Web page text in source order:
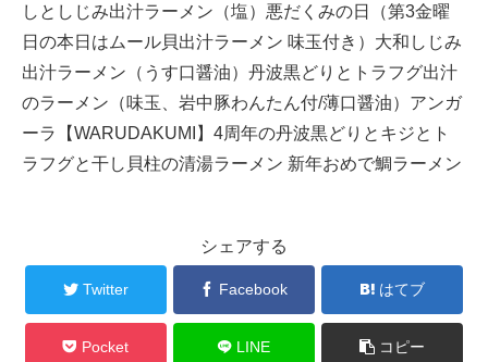
しとしじみ出汁ラーメン（塩）悪だくみの日（第3金曜
日の本日はムール貝出汁ラーメン 味玉付き）大和しじみ
出汁ラーメン（うす口醤油）丹波黒どりとトラフグ出汁
のラーメン（味玉、岩中豚わんたん付/薄口醤油）アンガ
ーラ【WARUDAKUMI】4周年の丹波黒どりとキジとト
ラフグと干し貝柱の清湯ラーメン 新年おめで鯛ラーメン
シェアする
Twitter Facebook はてブ
Pocket LINE コピー